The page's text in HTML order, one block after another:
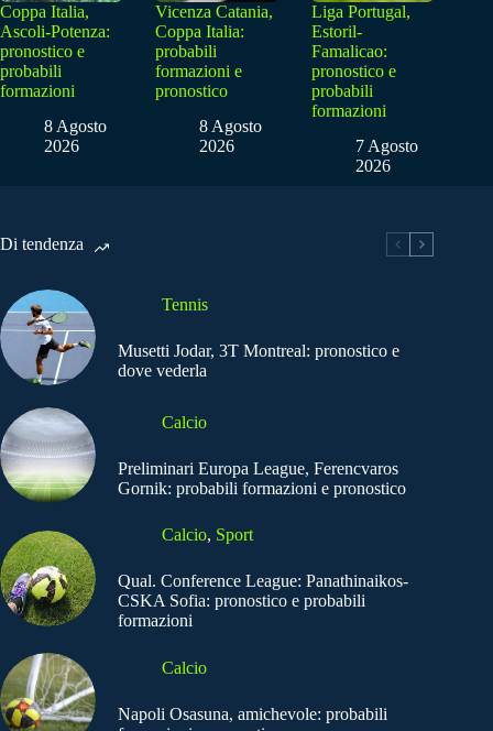
Coppa Italia,
Ascoli-Potenza:
pronostico e
probabili
formazioni
8 Agosto
2026
Vicenza Catania,
Coppa Italia:
probabili
formazioni e
pronostico
8 Agosto
2026
Liga Portugal,
Estoril-
Famalicao:
pronostico e
probabili
formazioni
7 Agosto
2026
Di tendenza
Tennis
Musetti Jodar, 3T Montreal: pronostico e
dove vederla
Calcio
Preliminari Europa League, Ferencvaros
Gornik: probabili formazioni e pronostico
Calcio, Sport
Qual. Conference League: Panathinaikos-
CSKA Sofia: pronostico e probabili
formazioni
Calcio
Napoli Osasuna, amichevole: probabili